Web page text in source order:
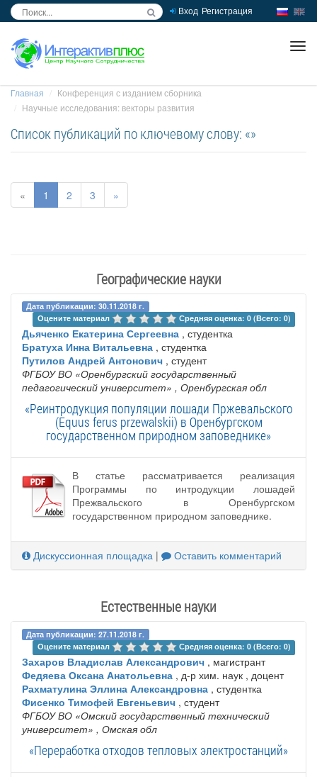
Вход Регистрация
Главная
Конференция с изданием сборника
Научные исследования: векторы развития
Список публикаций по ключевому слову: «»
« 1 2 3 »
Географические науки
Дата публикации: 30.11.2018 г.
Оцените материал
Средняя оценка: 0 (Всего: 0)
Дьяченко Екатерина Сергеевна , студентка
Братуха Инна Витальевна , студентка
Путилов Андрей Антонович , студент
ФГБОУ ВО «Оренбургский государственный
педагогический университет» , Оренбургская обл
«Реинтродукция популяции лошади Пржевальского
(Equus ferus przewalskii) в Оренбургском
государственном природном заповеднике»
В статье рассматривается реализация
Программы по интродукции лошадей
Прежвальского в Оренбургском
государственном природном заповеднике.
Дискуссионная площадка | Оставить комментарий
Естественные науки
Дата публикации: 27.11.2018 г.
Оцените материал
Средняя оценка: 0 (Всего: 0)
Захаров Владислав Александрович , магистрант
Федяева Оксана Анатольевна , д-р хим. наук , доцент
Рахматулина Эллина Александровна , студентка
Фисенко Тимофей Евгеньевич , студент
ФГБОУ ВО «Омский государственный технический
университет» , Омская обл
«Переработка отходов тепловых электростанций»